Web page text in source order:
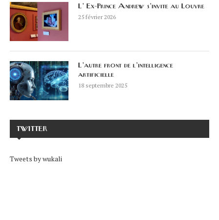
L’ Ex-Prince Andrew s’invite au Louvre
25 février 2026
L’autre front de l’intelligence
artificielle
18 septembre 2025
TWITTER
Tweets by wukali